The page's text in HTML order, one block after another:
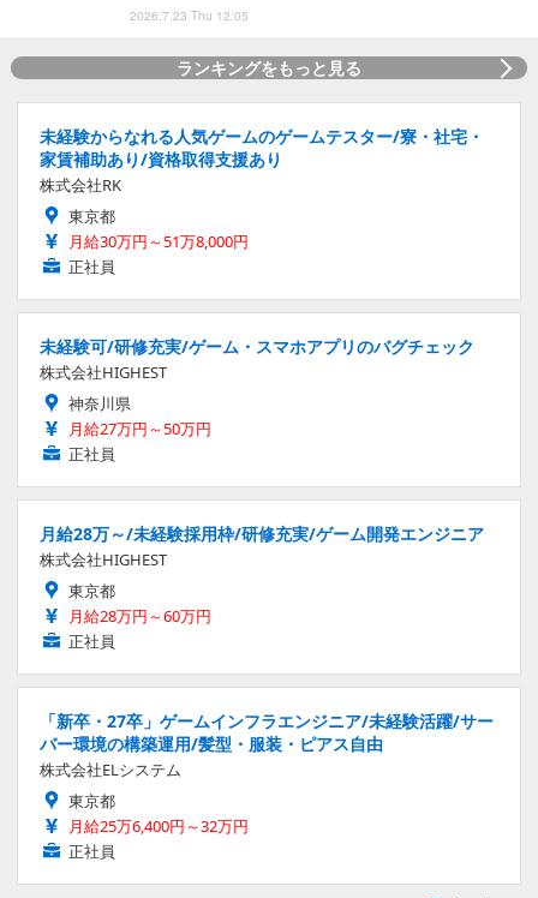
2026.7.23 Thu 12:05
ランキングをもっと見る
未経験からなれる人気ゲームのゲームテスター/寮・社宅・
家賃補助あり/資格取得支援あり
株式会社RK
東京都
月給30万円～51万8,000円
正社員
未経験可/研修充実/ゲーム・スマホアプリのバグチェック
株式会社HIGHEST
神奈川県
月給27万円～50万円
正社員
月給28万～/未経験採用枠/研修充実/ゲーム開発エンジニア
株式会社HIGHEST
東京都
月給28万円～60万円
正社員
「新卒・27卒」ゲームインフラエンジニア/未経験活躍/サー
バー環境の構築運用/髪型・服装・ピアス自由
株式会社ELシステム
東京都
月給25万6,400円～32万円
正社員